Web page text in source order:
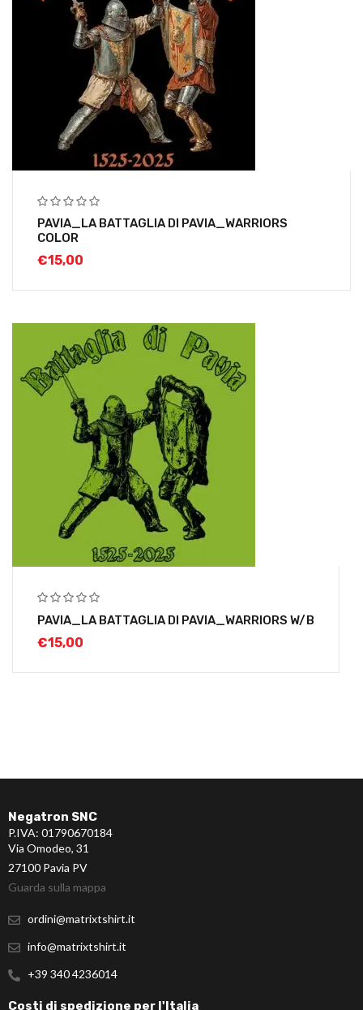
PAVIA_LA BATTAGLIA DI PAVIA_WARRIORS
COLOR
€15,00
PAVIA_LA BATTAGLIA DI PAVIA_WARRIORS W/B
€15,00
Negatron SNC
P.IVA: 01790670184
Via Omodeo, 31
27100 Pavia PV
Guarda sulla mappa
ordini@matrixtshirt.it
info@matrixtshirt.it
+39 340 4236014
Costi di spedizione per l'Italia